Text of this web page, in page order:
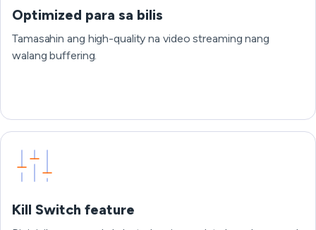
Optimized para sa bilis
Tamasahin ang high-quality na video streaming nang
walang buffering.
Kill Switch feature